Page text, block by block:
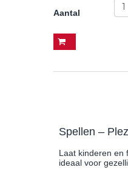
Aantal
Spellen –
Laat kinderen en
ideaal voor